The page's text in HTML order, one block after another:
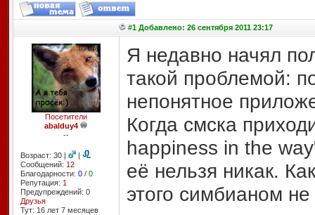
#1 Добавлено: 26 сентября 2011 23:17
Посетители
abalduy4
--
Возраст: 30 |
|
Сообщений: 12
Благодарности: 0/ 0
Репутация: 1
Предупреждений: 0
Друзья
Тут: 16 лет 7 месяцев
Я недавно начял
такой проблемой:
непонятное
Когда смска
happiness in the
её нельзя никак.
этого симбианом